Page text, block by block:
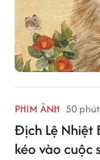
PHIM ẢNH 50
Địch Lệ Nhiệt
kéo vào cuộc